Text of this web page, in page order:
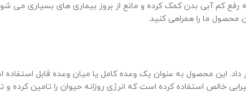
کم آبی بدن کمک کرده و مانع از بروز بیماری های بسیاری می
محصول ما را همراهی کنید.
داد. این محصول به عنوان یک وعده کامل یا میان وعده قابل
خالص استفاده کرده است که انرژی روزانه حیوان را تامین کرده